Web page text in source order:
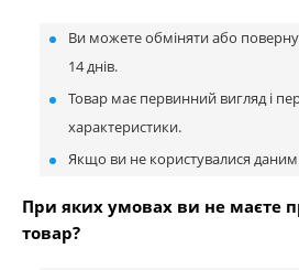
Ви можете обміняти або
14 днів.
Товар має первинний вигляд і
характеристики.
Якщо ви не користувалися
При яких умовах ви не маєте
товар?